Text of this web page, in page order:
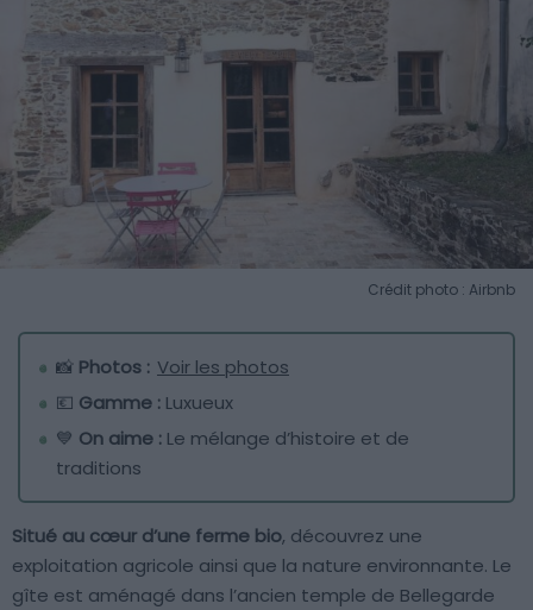
Crédit photo : Airbnb
📸 Photos : Voir les photos
💶 Gamme : Luxueux
💙 On aime : Le mélange d’histoire et de
traditions
Situé au cœur d’une ferme bio, découvrez une
exploitation agricole ainsi que la nature environnante. Le
gîte est aménagé dans l’ancien temple de Bellegarde